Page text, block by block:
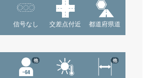
信号なし 交差点付近 都道府県道
他 他